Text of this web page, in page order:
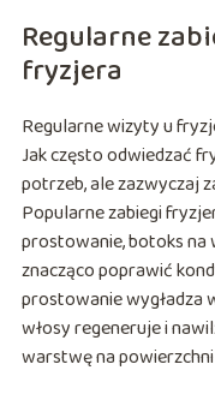
Regularne
fryzjera
Regularne wizyty u
Jak często odwiedzać
potrzeb, ale zazwyczaj
Popularne zabiegi
prostowanie, botoks na
znacząco poprawić
prostowanie wygładza
włosy regeneruje i
warstwę na powierzchni